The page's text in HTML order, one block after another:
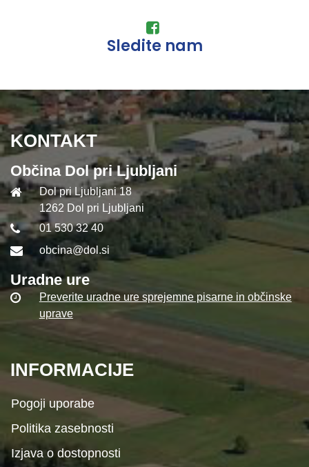
Sledite nam
KONTAKT
Občina Dol pri Ljubljani
Dol pri Ljubljani 18
1262 Dol pri Ljubljani
01 530 32 40
obcina@dol.si
Uradne ure
Preverite uradne ure sprejemne pisarne in občinske
uprave
INFORMACIJE
Pogoji uporabe
Politika zasebnosti
Izjava o dostopnosti